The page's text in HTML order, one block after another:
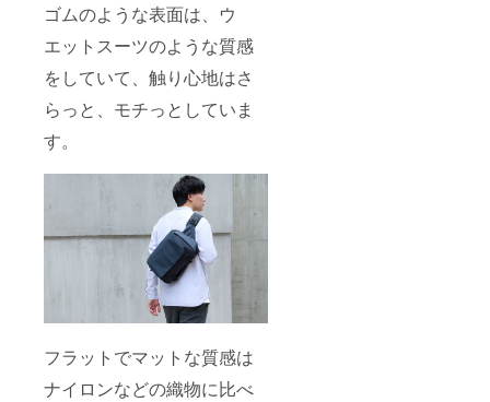
ゴムのような表面は、ウ
エットスーツのような質感
をしていて、触り心地はさ
らっと、モチっとしていま
す。
フラットでマットな質感は
ナイロンなどの織物に比べ